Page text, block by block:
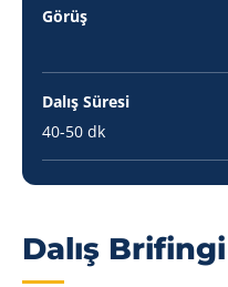
Görüş
Dalış Süresi
40-50 dk
Dalış Brifingi